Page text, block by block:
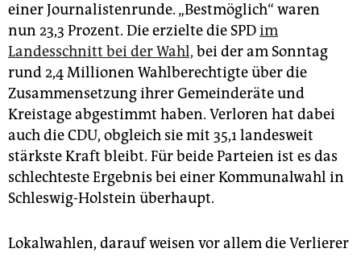
einer Journalistenrunde. „Bestmöglich“ waren
nun 23,3 Prozent. Die erzielte die SPDim
Landesschnitt bei der Wahl, bei der am Sonntag
rund 2,4 Millionen Wahlberechtigte über die
Zusammensetzung ihrer Gemeinderäte und
Kreistage abgestimmt haben. Verloren hat dabei
auch die CDU, obgleich sie mit 35,1 landesweit
stärkste Kraft bleibt. Für beide Parteien ist es das
schlechteste Ergebnis bei einer Kommunalwahl in
Schleswig-Holstein überhaupt.
Lokalwahlen, darauf weisen vor allem die Verlierer